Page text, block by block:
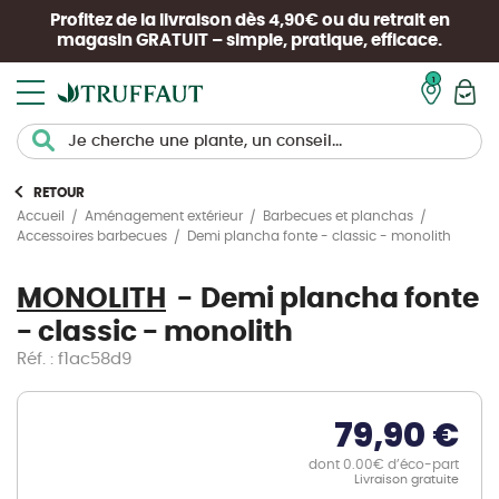
Profitez de la livraison dès 4,90€ ou du retrait en
magasin GRATUIT – simple, pratique, efficace.
RETOUR
Accueil
Aménagement extérieur
Barbecues et planchas
Accessoires barbecues
Demi plancha fonte - classic - monolith
MONOLITH
Demi plancha fonte
- classic - monolith
Réf. : f1ac58d9
79,90 €
dont 0.00€ d’éco-part
Livraison gratuite